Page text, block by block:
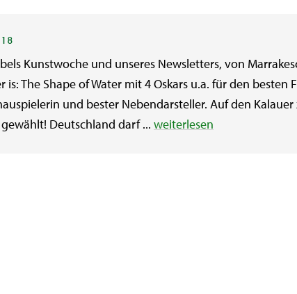
Kunstwoche und unseres Newsletters, von
The Shape of Water mit 4 Oskars u.a. für den besten
und bester Nebendarsteller. Auf den
Deutschland darf ... weiterlesen